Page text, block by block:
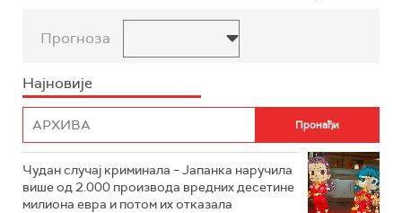
Прогноза
Најновије
Чудан случај криминала – Јапанка наручила
више од 2.000 производа вредних десетине
милиона евра и потом их отказала